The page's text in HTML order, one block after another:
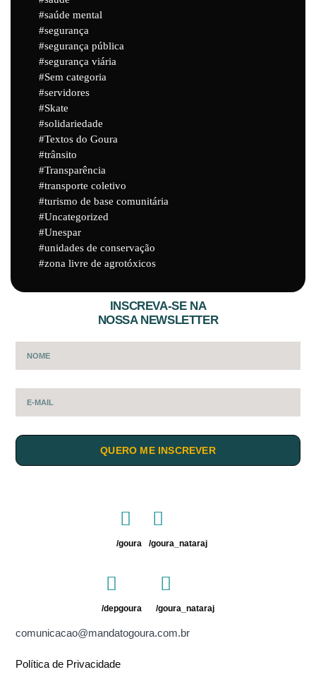
saúde mental
segurança
segurança pública
segurança viária
Sem categoria
servidores
Skate
solidariedade
Textos do Goura
trânsito
Transparência
transporte coletivo
turismo de base comunitária
Uncategorized
Unespar
unidades de conservação
zona livre de agrotóxicos
INSCREVA-SE NA
NOSSA NEWSLETTER
QUERO ME INSCREVER
/goura /goura_nataraj
/depgoura /goura_nataraj
comunicacao@mandatogoura.com.br
Política de Privacidade